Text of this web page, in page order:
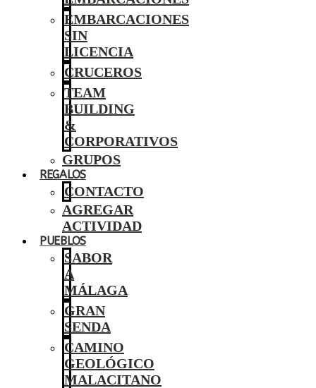
EMBARCACIONES
SIN
LICENCIA
CRUCEROS
TEAM
BUILDING
&
CORPORATIVOS
GRUPOS
REGALOS
CONTACTO
AGREGAR
ACTIVIDAD
PUEBLOS
SABOR
A
MÁLAGA
GRAN
SENDA
CAMINO
GEOLÓGICO
MALACITANO